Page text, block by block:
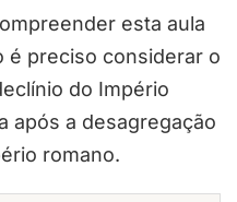
esta aula
é preciso considerar o
do Império
após a desagregação
romano.